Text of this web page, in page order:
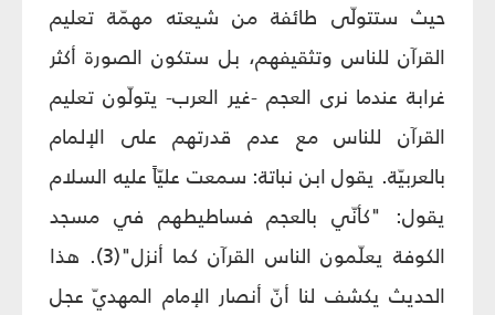
حيث ستتولّى طائفة من شيعته مهمّة تعليم
القرآن للناس وتثقيفهم، بل ستكون الصورة أكثر
غرابة عندما نرى العجم -غير العرب- يتولّون تعليم
القرآن للناس مع عدم قدرتهم على الإلمام
بالعربيّة. يقول ابن نباتة: سمعت عليّاً عليه السلام
يقول: "كأنّي بالعجم فساطيطهم في مسجد
الكوفة يعلّمون الناس القرآن كما أنزل"(3). هذا
الحديث يكشف لنا أنّ أنصار الإمام المهديّ عجل